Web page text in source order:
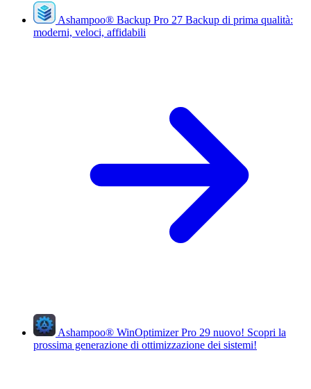
Ashampoo® Backup Pro 27 Backup di prima qualità:
moderni, veloci, affidabili
Ashampoo® WinOptimizer Pro 29 nuovo! Scopri la
prossima generazione di ottimizzazione dei sistemi!